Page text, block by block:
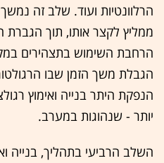
ממליץ לקצר אותו, תוך הגברת
הרחבת השימוש בתצהירים
הגבלת משך הזמן שבו
הנפקת היתר בנייה ואימוץ
יותר - שנהוגות במערב.
השלב הרביעי בתהליך, בנייה